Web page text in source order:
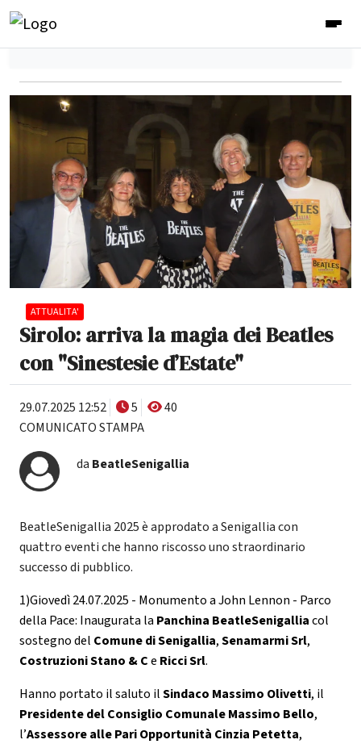
ATTUALITA'
Sirolo: arriva la magia dei Beatles
con "Sinestesie d’Estate"
29.07.2025 12:52 5
40
COMUNICATO STAMPA
da BeatleSenigallia
BeatleSenigallia 2025 è approdato a Senigallia con
quattro eventi che hanno riscosso uno straordinario
successo di pubblico.
1)Giovedì 24.07.2025 - Monumento a John Lennon - Parco
della Pace: Inaugurata la Panchina BeatleSenigalliacol
sostegno del Comune di Senigallia,Senamarmi Srl,
Costruzioni Stano & Ce Ricci Srl.
Hanno portato il saluto ilSindaco Massimo Olivetti, il
Presidente del Consiglio Comunale Massimo Bello,
l’Assessore alle Pari Opportunità Cinzia Petetta,